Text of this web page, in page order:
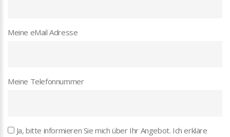
Meine eMail Adresse
Meine Telefonnummer
Ja, bitte informieren Sie mich über Ihr Angebot. Ich erkläre